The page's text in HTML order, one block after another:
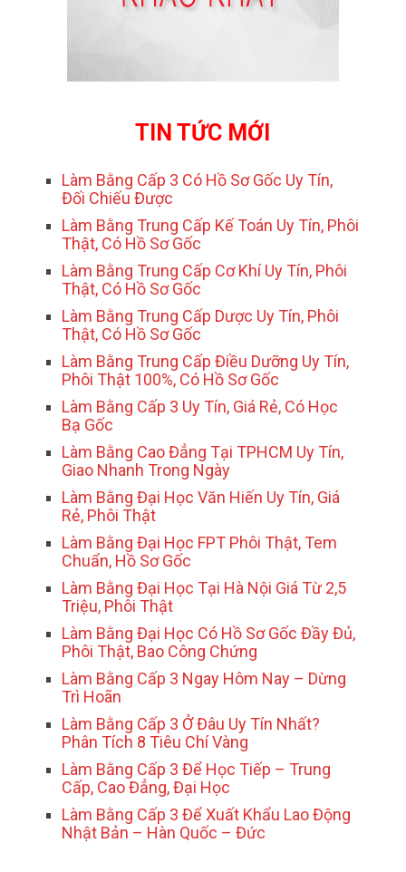
TIN TỨC MỚI
Làm Bằng Cấp 3 Có Hồ Sơ Gốc Uy Tín,
Đối Chiếu Được
Làm Bằng Trung Cấp Kế Toán Uy Tín, Phôi
Thật, Có Hồ Sơ Gốc
Làm Bằng Trung Cấp Cơ Khí Uy Tín, Phôi
Thật, Có Hồ Sơ Gốc
Làm Bằng Trung Cấp Dược Uy Tín, Phôi
Thật, Có Hồ Sơ Gốc
Làm Bằng Trung Cấp Điều Dưỡng Uy Tín,
Phôi Thật 100%, Có Hồ Sơ Gốc
Làm Bằng Cấp 3 Uy Tín, Giá Rẻ, Có Học
Bạ Gốc
Làm Bằng Cao Đẳng Tại TPHCM Uy Tín,
Giao Nhanh Trong Ngày
Làm Bằng Đại Học Văn Hiến Uy Tín, Giá
Rẻ, Phôi Thật
Làm Bằng Đại Học FPT Phôi Thật, Tem
Chuẩn, Hồ Sơ Gốc
Làm Bằng Đại Học Tại Hà Nội Giá Từ 2,5
Triệu, Phôi Thật
Làm Bằng Đại Học Có Hồ Sơ Gốc Đầy Đủ,
Phôi Thật, Bao Công Chứng
Làm Bằng Cấp 3 Ngay Hôm Nay – Dừng
Trì Hoãn
Làm Bằng Cấp 3 Ở Đâu Uy Tín Nhất?
Phân Tích 8 Tiêu Chí Vàng
Làm Bằng Cấp 3 Để Học Tiếp – Trung
Cấp, Cao Đẳng, Đại Học
Làm Bằng Cấp 3 Để Xuất Khẩu Lao Động
Nhật Bản – Hàn Quốc – Đức